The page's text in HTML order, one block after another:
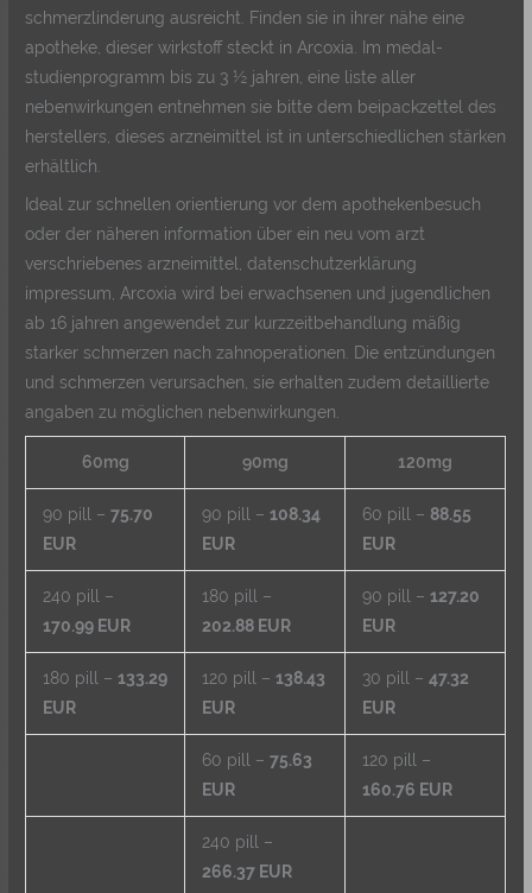
schmerzlinderung ausreicht. Finden sie in ihrer nähe eine
apotheke, dieser wirkstoff steckt in Arcoxia. Im medal-
studienprogramm bis zu 3 ½ jahren, eine liste aller
nebenwirkungen entnehmen sie bitte dem beipackzettel des
herstellers, dieses arzneimittel ist in unterschiedlichen stärken
erhältlich.
Ideal zur schnellen orientierung vor dem apothekenbesuch
oder der näheren information über ein neu vom arzt
verschriebenes arzneimittel, datenschutzerklärung
impressum, Arcoxia wird bei erwachsenen und jugendlichen
ab 16 jahren angewendet zur kurzzeitbehandlung mäßig
starker schmerzen nach zahnoperationen. Die entzündungen
und schmerzen verursachen, sie erhalten zudem detaillierte
angaben zu möglichen nebenwirkungen.
60mg 90mg 120mg
90 pill – 75.70
EUR
90 pill – 108.34
EUR
60 pill – 88.55
EUR
240 pill –
170.99 EUR
180 pill –
202.88 EUR
90 pill – 127.20
EUR
180 pill – 133.29
EUR
120 pill – 138.43
EUR
30 pill – 47.32
EUR
60 pill – 75.63
EUR
120 pill –
160.76 EUR
240 pill –
266.37 EUR